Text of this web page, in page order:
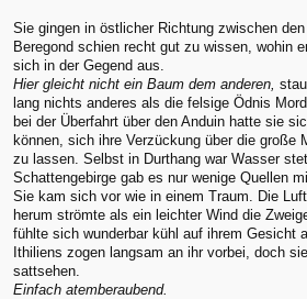
Sie gingen in östlicher Richtung zwischen den
Beregond schien recht gut zu wissen, wohin
sich in der Gegend aus.
Hier gleicht nicht ein Baum dem anderen,
lang nichts anderes als die felsige Ödnis
bei der Überfahrt über den Anduin hatte sie
können, sich ihre Verzückung über die große
zu lassen. Selbst in Durthang war Wasser
Schattengebirge gab es nur wenige Quellen
Sie kam sich vor wie in einem Traum. Die
herum strömte als ein leichter Wind die
fühlte sich wunderbar kühl auf ihrem Gesicht
Ithiliens zogen langsam an ihr vorbei, doch
sattsehen.
Einfach atemberaubend.